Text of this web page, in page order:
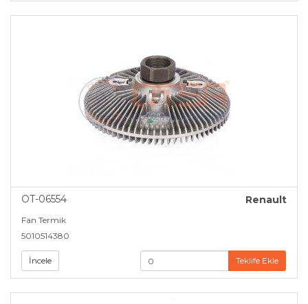
OT-06554 Renault
Fan Termik
5010514380
İncele Teklife Ekle